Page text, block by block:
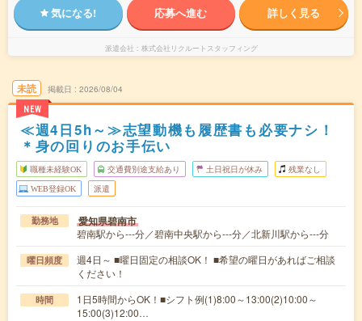
気になる! 応募へ進む 詳しく見る
派遣会社 株式会社リクルートスタッフィング
未読
NEW
掲載日 2026/08/04
≪週4日5h～≫志望動機も履歴書も必要ナシ！
＊身の回りのお手伝い
職種未経験OK 交通費別途支給あり 土日祝日が休み 残業なし
WEB登録OK 派遣
勤務地 愛知県碧南市
碧南駅から---分／碧南中央駅から---分／北新川駅から---分
曜日頻度
週4日～ ■曜日固定の相談OK！ ■希望の曜日があればご相談
ください！
時間
1日5時間からOK！■シフト例(1)8:00～13:00(2)10:00～
15:00(3)12:00…